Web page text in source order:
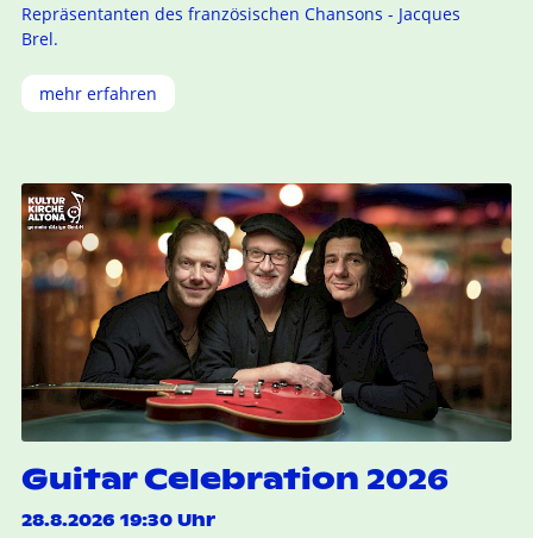
Repräsentanten des französischen Chansons - Jacques
Brel.
mehr erfahren
Guitar Celebration 2026
28.8.2026 19:30 Uhr